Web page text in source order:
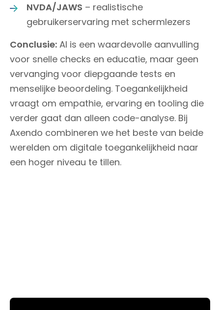
NVDA/JAWS – realistische
gebruikerservaring met schermlezers
Conclusie: AI is een waardevolle aanvulling
voor snelle checks en educatie, maar geen
vervanging voor diepgaande tests en
menselijke beoordeling. Toegankelijkheid
vraagt om empathie, ervaring en tooling die
verder gaat dan alleen code-analyse. Bij
Axendo combineren we het beste van beide
werelden om digitale toegankelijkheid naar
een hoger niveau te tillen.